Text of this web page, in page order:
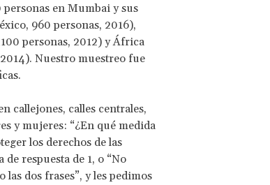
en Mumbai y sus
960 personas, 2016),
personas, 2012) y África
Nuestro muestreo fue
callejones, calles centrales,
y mujeres: “¿En qué medida
los derechos de las
respuesta de 1, o “No
las dos frases”, y les pedimos